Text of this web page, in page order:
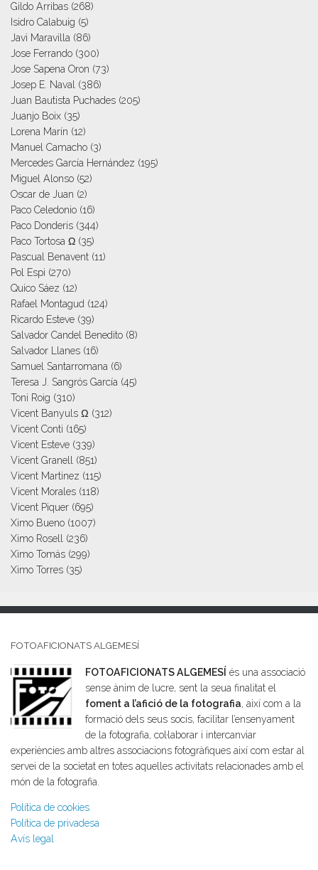
Gildo Arribas (268)
Isidro Calabuig (5)
Javi Maravilla (86)
Jose Ferrando (300)
Jose Sapena Oron (73)
Josep E. Naval (386)
Juan Bautista Puchades (205)
Juanjo Boix (35)
Lorena Marín (12)
Manuel Camacho (3)
Mercedes García Hernández (195)
Miguel Alonso (52)
Oscar de Juan (2)
Paco Celedonio (16)
Paco Donderis (344)
Paco Tortosa Ω (35)
Pascual Benavent (11)
Pol Espi (270)
Quico Sáez (12)
Rafael Montagud (124)
Ricardo Esteve (39)
Salvador Candel Benedito (8)
Salvador Llanes (16)
Samuel Santarromana (6)
Teresa J. Sangrós García (45)
Toni Roig (310)
Vicent Banyuls Ω (312)
Vicent Conti (165)
Vicent Esteve (339)
Vicent Granell (851)
Vicent Martinez (115)
Vicent Morales (118)
Vicent Piquer (695)
Ximo Bueno (1007)
Ximo Rosell (236)
Ximo Tomás (299)
Ximo Torres (35)
FOTOAFICIONATS ALGEMESÍ
FOTOAFICIONATS ALGEMESÍ és una associació
sense ànim de lucre, sent la seua finalitat el
foment a l’afició de la fotografia, així com a la
formació dels seus socis, facilitar l’ensenyament
de la fotografia, col·laborar i intercanviar
experiències amb altres associacions fotogràfiques així com estar al
servei de la societat en totes aquelles activitats relacionades amb el
món de la fotografia.
Política de cookies
Política de privadesa
Avís legal